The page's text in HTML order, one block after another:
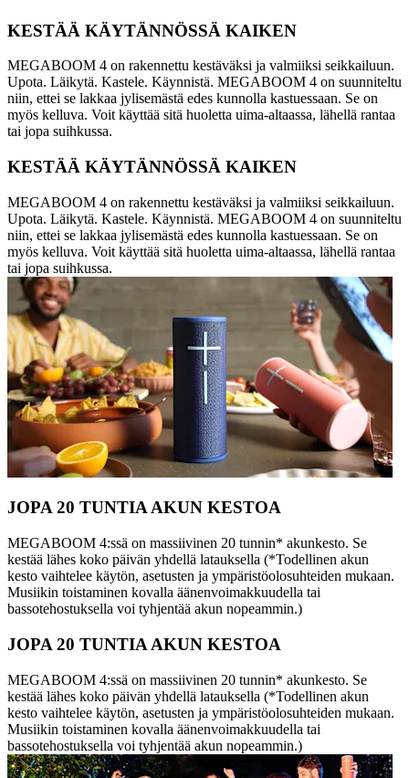
KESTÄÄ KÄYTÄNNÖSSÄ KAIKEN
MEGABOOM 4 on rakennettu kestäväksi ja valmiiksi seikkailuun.
Upota. Läikytä. Kastele. Käynnistä. MEGABOOM 4 on suunniteltu
niin, ettei se lakkaa jylisemästä edes kunnolla kastuessaan. Se on
myös kelluva. Voit käyttää sitä huoletta uima-altaassa, lähellä rantaa
tai jopa suihkussa.
KESTÄÄ KÄYTÄNNÖSSÄ KAIKEN
MEGABOOM 4 on rakennettu kestäväksi ja valmiiksi seikkailuun.
Upota. Läikytä. Kastele. Käynnistä. MEGABOOM 4 on suunniteltu
niin, ettei se lakkaa jylisemästä edes kunnolla kastuessaan. Se on
myös kelluva. Voit käyttää sitä huoletta uima-altaassa, lähellä rantaa
tai jopa suihkussa.
JOPA 20 TUNTIA AKUN KESTOA
MEGABOOM 4:ssä on massiivinen 20 tunnin* akunkesto. Se
kestää lähes koko päivän yhdellä latauksella (*Todellinen akun
kesto vaihtelee käytön, asetusten ja ympäristöolosuhteiden mukaan.
Musiikin toistaminen kovalla äänenvoimakkuudella tai
bassotehostuksella voi tyhjentää akun nopeammin.)
JOPA 20 TUNTIA AKUN KESTOA
MEGABOOM 4:ssä on massiivinen 20 tunnin* akunkesto. Se
kestää lähes koko päivän yhdellä latauksella (*Todellinen akun
kesto vaihtelee käytön, asetusten ja ympäristöolosuhteiden mukaan.
Musiikin toistaminen kovalla äänenvoimakkuudella tai
bassotehostuksella voi tyhjentää akun nopeammin.)